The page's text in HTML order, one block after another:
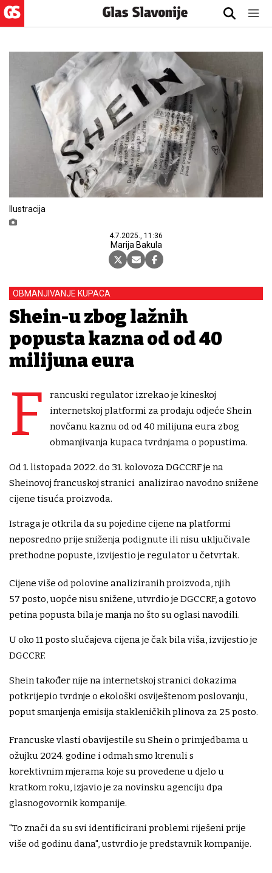
Ilustracija
4.7.2025., 11:36
Marija Bakula
OBMANJIVANJE KUPACA
Shein-u zbog lažnih
popusta kazna od od 40
milijuna eura
F
rancuski regulator izrekao je kineskoj
internetskoj platformi za prodaju odjeće Shein
novčanu kaznu od od 40 milijuna eura zbog
obmanjivanja kupaca tvrdnjama o popustima.
Od 1. listopada 2022. do 31. kolovoza DGCCRF je na
Sheinovoj francuskoj stranici analizirao navodno snižene
cijene tisuća proizvoda.
Istraga je otkrila da su pojedine cijene na platformi
neposredno prije sniženja podignute ili nisu uključivale
prethodne popuste, izvijestio je regulator u četvrtak.
Cijene više od polovine analiziranih proizvoda, njih
57 posto, uopće nisu snižene, utvrdio je DGCCRF, a gotovo
petina popusta bila je manja no što su oglasi navodili.
U oko 11 posto slučajeva cijena je čak bila viša, izvijestio je
DGCCRF.
Shein također nije na internetskoj stranici dokazima
potkrijepio tvrdnje o ekološki osviještenom poslovanju,
poput smanjenja emisija stakleničkih plinova za 25 posto.
Francuske vlasti obavijestile su Shein o primjedbama u
ožujku 2024. godine i odmah smo krenuli s
korektivnim mjerama koje su provedene u djelo u
kratkom roku, izjavio je za novinsku agenciju dpa
glasnogovornik kompanije.
"To znači da su svi identificirani problemi riješeni prije
više od godinu dana", ustvrdio je predstavnik kompanije.